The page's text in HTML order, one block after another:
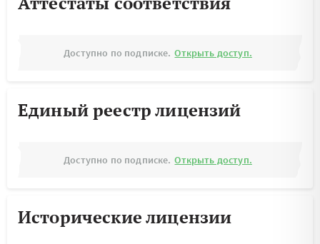
Доступно по подписке. Открыть доступ.
Единый реестр лицензий
Доступно по подписке. Открыть доступ.
Исторические лицензии